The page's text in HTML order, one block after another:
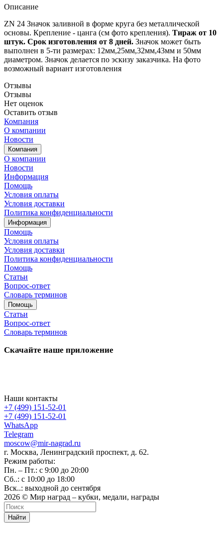
Описание
ZN 24 Значок заливной в форме круга без металлической
основы. Крепление - цанга (см фото крепления). Тираж от 10
штук. Срок изготовления от 8 дней. Значок может быть
выполнен в 5-ти размерах: 12мм,25мм,32мм,43мм и 50мм
диаметром. Значок делается по эскизу заказчика. На фото
возможный вариант изготовления
Отзывы
Отзывы
Нет оценок
Оставить отзыв
Компания
О компании
Новости
Компания
О компании
Новости
Информация
Помощь
Условия оплаты
Условия доставки
Политика конфиденциальности
Информация
Помощь
Условия оплаты
Условия доставки
Политика конфиденциальности
Помощь
Статьи
Вопрос-ответ
Словарь терминов
Помощь
Статьи
Вопрос-ответ
Словарь терминов
Скачайте наше приложение
Наши контакты
+7 (499) 151-52-01
+7 (499) 151-52-01
WhatsApp
Telegram
moscow@mir-nagrad.ru
г. Москва, Ленинградский проспект, д. 62.
Режим работы:
Пн. – Пт.: с 9:00 до 20:00
Сб..: с 10:00 до 18:00
Вск..: выходной до сентября
2026 © Мир наград – кубки, медали, награды
Найти